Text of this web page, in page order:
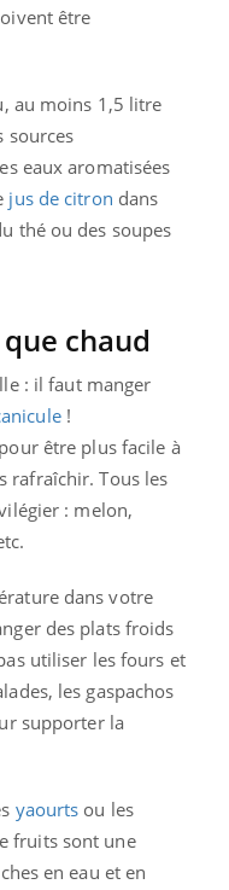
être
au moins 1,5 litre
sources
eaux aromatisées
jus de citron dans
thé ou des soupes
chaud
: il faut manger
!
être plus facile à
rafraîchir. Tous les
: melon,
dans votre
des plats froids
utiliser les fours et
les gaspachos
supporter la
yaourts ou les
fruits sont une
en eau et en